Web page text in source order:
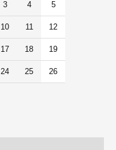
3 4 5
10 11 12
17 18 19
24 25 26